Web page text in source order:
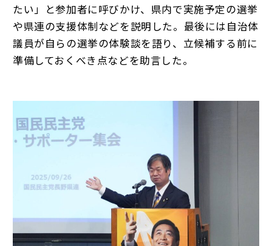
たい」と参加者に呼びかけ、県内で実施予定の選挙
や県連の支援体制などを説明した。最後には自治体
議員が自らの選挙の体験談を語り、立候補する前に
準備しておくべき点などを助言した。